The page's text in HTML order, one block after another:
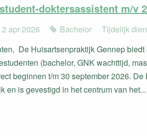
doktersassistent m/v
apr 2026 Bachelor
Tijdelijk
De Huisartsenpraktijk Gennep
(bachelor, GNK wachttijd,
beginnen t/m 30 september 2026.
en is gevestigd in het centrum van het...